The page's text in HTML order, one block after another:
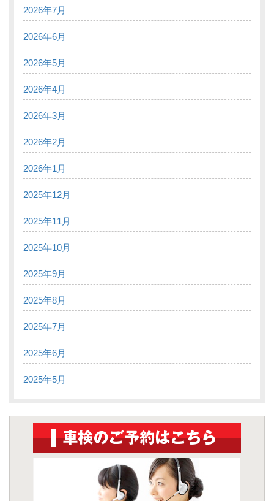
2026年7月
2026年6月
2026年5月
2026年4月
2026年3月
2026年2月
2026年1月
2025年12月
2025年11月
2025年10月
2025年9月
2025年8月
2025年7月
2025年6月
2025年5月